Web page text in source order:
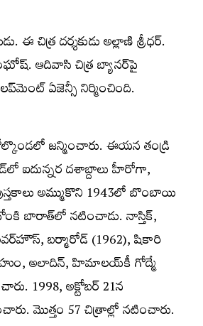
ఈ చిత్ర దర్శకుడు అల్లాణి శ్రీధర్.
ఆదివాసి చిత్ర బ్యానర్‌పై
ఏజెన్సీ నిర్మించింది.
జన్మించారు. ఈయన తండ్రి
ఐదున్నర దశాబ్దాలు హీరోగా,
అమ్ముకొని 1943లో బొంబాయి
బారాత్‌లో నటించాడు. నాస్తిక్,
బర్మారోడ్ (1962), షికారి
అలాదిన్, హిమాలయ్‌కీ గోద్మే
1998, అక్టోబర్ 21న
మొత్తం 57 చిత్రాల్లో నటించారు.